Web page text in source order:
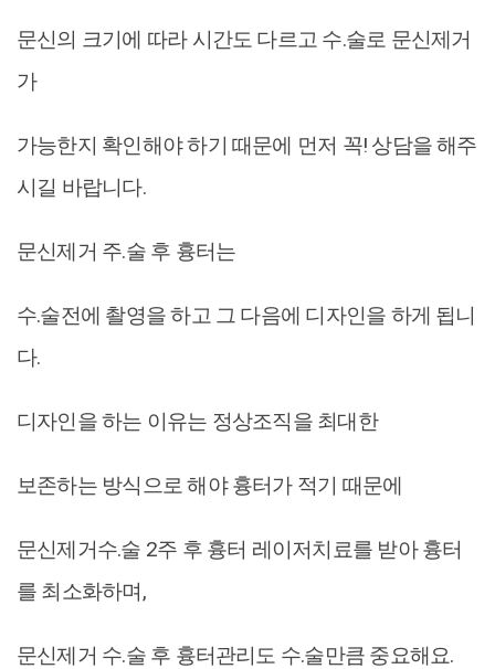
문신의 크기에 따라 시간도 다르고 수.술로 문신제거
가
가능한지 확인해야 하기 때문에 먼저 꼭! 상담을 해주
시길 바랍니다.
문신제거 주.술 후 흉터는
수.술전에 촬영을 하고 그 다음에 디자인을 하게 됩니
다.
디자인을 하는 이유는 정상조직을 최대한
보존하는 방식으로 해야 흉터가 적기 때문에
문신제거수.술 2주 후 흉터 레이저치료를 받아 흉터
를 최소화하며,
문신제거 수.술 후 흉터관리도 수.술만큼 중요해요.